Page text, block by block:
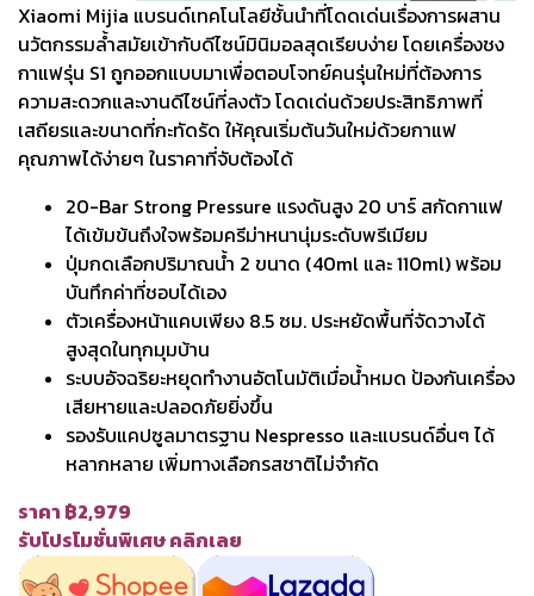
Xiaomi Mijia แบรนด์เทคโนโลยีชั้นนำที่โดดเด่นเรื่องการผสาน
นวัตกรรมล้ำสมัยเข้ากับดีไซน์มินิมอลสุดเรียบง่าย โดยเครื่องชง
กาแฟรุ่น S1 ถูกออกแบบมาเพื่อตอบโจทย์คนรุ่นใหม่ที่ต้องการ
ความสะดวกและงานดีไซน์ที่ลงตัว โดดเด่นด้วยประสิทธิภาพที่
เสถียรและขนาดที่กะทัดรัด ให้คุณเริ่มต้นวันใหม่ด้วยกาแฟ
คุณภาพได้ง่ายๆ ในราคาที่จับต้องได้
20-Bar Strong Pressure แรงดันสูง 20 บาร์ สกัดกาแฟ
ได้เข้มข้นถึงใจพร้อมครีม่าหนานุ่มระดับพรีเมียม
ปุ่มกดเลือกปริมาณน้ำ 2 ขนาด (40ml และ 110ml) พร้อม
บันทึกค่าที่ชอบได้เอง
ตัวเครื่องหน้าแคบเพียง 8.5 ซม. ประหยัดพื้นที่จัดวางได้
สูงสุดในทุกมุมบ้าน
ระบบอัจฉริยะหยุดทำงานอัตโนมัติเมื่อน้ำหมด ป้องกันเครื่อง
เสียหายและปลอดภัยยิ่งขึ้น
รองรับแคปซูลมาตรฐาน Nespresso และแบรนด์อื่นๆ ได้
หลากหลาย เพิ่มทางเลือกรสชาติไม่จำกัด
ราคา ฿2,979
รับโปรโมชั่นพิเศษ คลิกเลย